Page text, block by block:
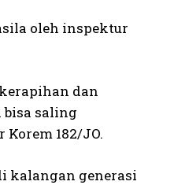
oleh inspektur
dan
bisa saling
182/JO.
kalangan generasi